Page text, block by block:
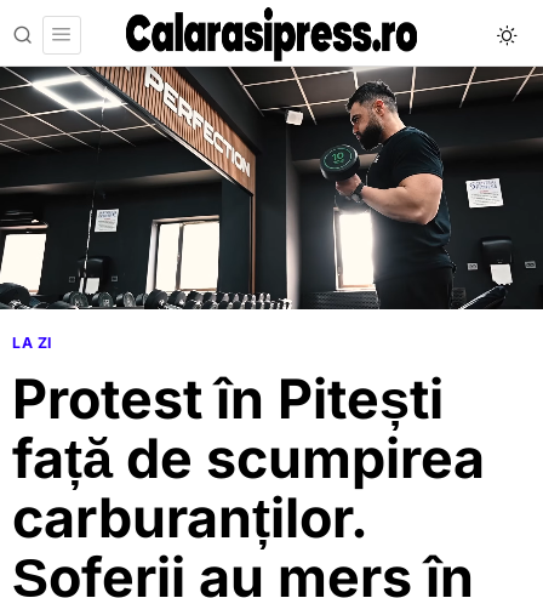
LA ZI
Protest în Pitești
față de scumpirea
carburanților.
Șoferii au mers în